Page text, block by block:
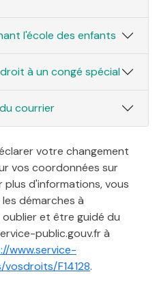
l'école des enfants
à un congé spécial
courrier
votre changement
vos coordonnées sur
plus d'informations, vous
démarches à
et être guidé du
public.gouv.fr à
www.service-
F14128.